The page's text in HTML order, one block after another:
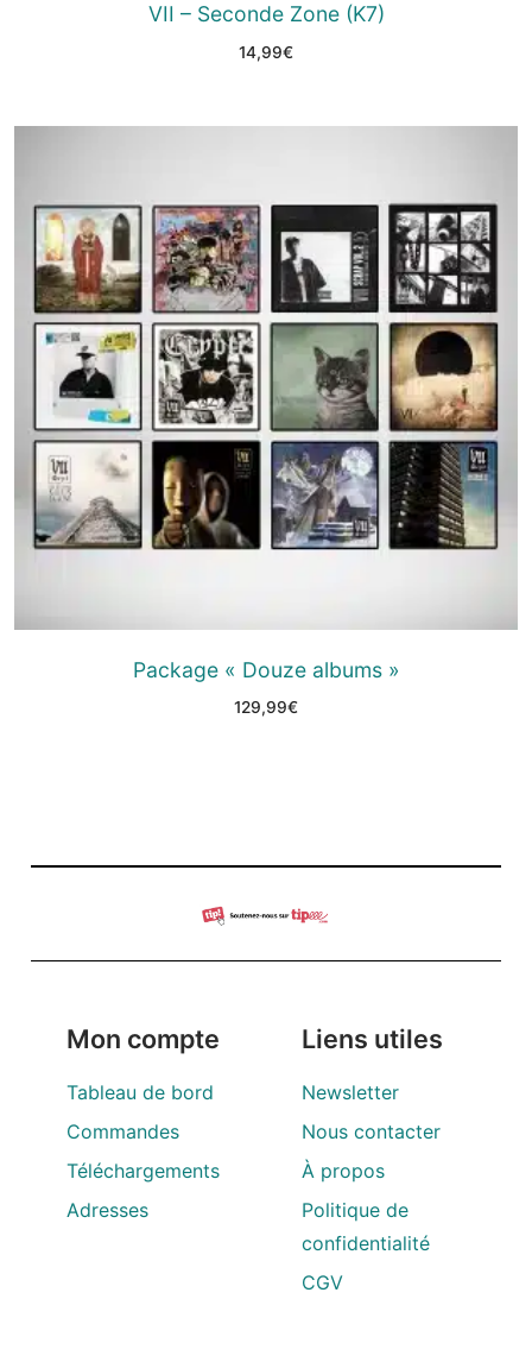
VII – Seconde Zone (K7)
14,99€
Package « Douze albums »
129,99€
Mon compte
Tableau de bord
Commandes
Téléchargements
Adresses
Liens utiles
Newsletter
Nous contacter
À propos
Politique de
confidentialité
CGV